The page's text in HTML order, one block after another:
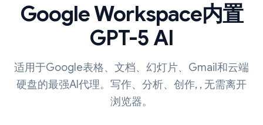
Google Workspace内置
GPT-5 AI
适用于Google表格、文档、幻灯片、Gmail和云端
硬盘的最强AI代理。写作、分析、创作, , 无需离开
浏览器。